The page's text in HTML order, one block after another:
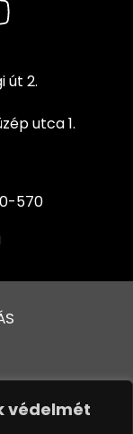
védelmét
út 2.
utca 1.
570